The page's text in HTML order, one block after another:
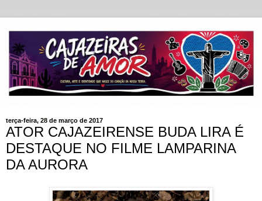
terça-feira, 28 de março de 2017
ATOR CAJAZEIRENSE BUDA LIRA É
DESTAQUE NO FILME LAMPARINA
DA AURORA